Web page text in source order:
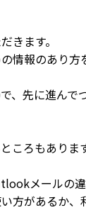
きます。
情報のあり方
先に進んで
ころもあります
メールの違
方があるか、